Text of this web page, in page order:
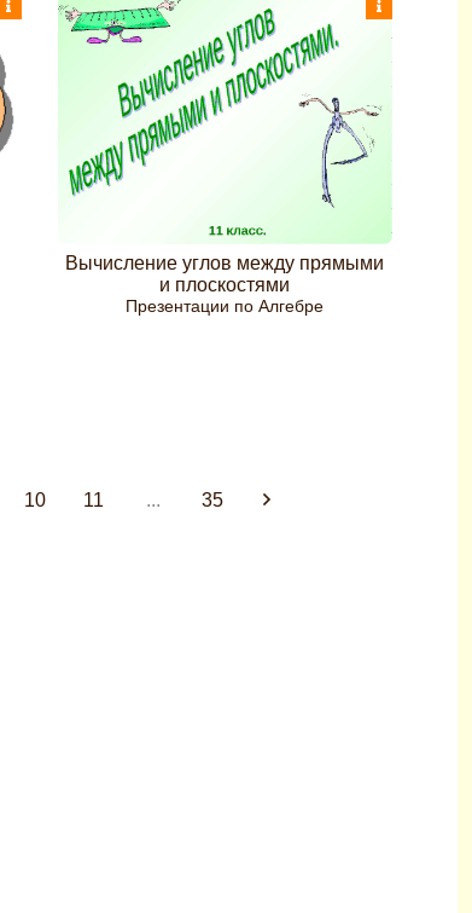
Вычисление углов между прямыми
и плоскостями
Презентации по Алгебре
10 11 ... 35